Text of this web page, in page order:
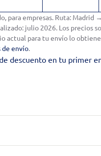
para empresas. Ruta: Madrid
julio 2026. Los precios
actual para tu envío lo
de envío.
descuento en tu primer